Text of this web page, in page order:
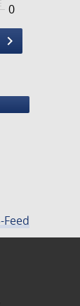
0
keyboard_arrow_right
Suche
Feed